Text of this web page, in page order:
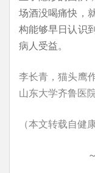
场酒没喝痛快，
构能够早日认识
病人受益。
李长青，猫头鹰
山东大学齐鲁医
（本文转载自健